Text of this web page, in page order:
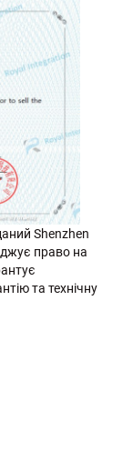
Shenzhen
право на
та технічну